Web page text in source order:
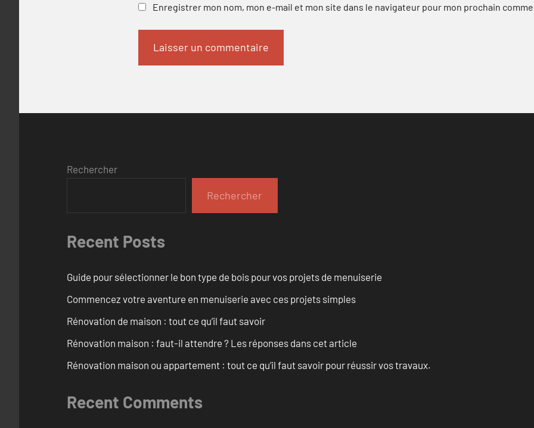
Enregistrer mon nom, mon e-mail et mon site dans le navigateur pour mon prochain
Rechercher
Rechercher
Recent Posts
Guide pour sélectionner le bon type de bois pour vos projets de menuiserie
Commencez votre aventure en menuiserie avec ces projets simples
Rénovation de maison : tout ce qu’il faut savoir
Rénovation maison : faut-il attendre ? Les réponses dans cet article
Rénovation maison ou appartement : tout ce qu’il faut savoir pour réussir vos travaux.
Recent Comments